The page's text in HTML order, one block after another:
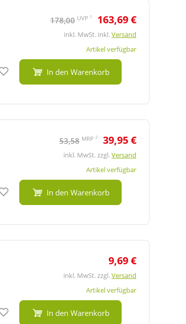
178,00 UVP 1 163,69 €
inkl. MwSt. inkl.Versand
Artikel verfügbar
Auf den Merkzettel
In den Warenkorb
53,58 MRP 2 39,95 €
inkl. MwSt. zzgl.Versand
Artikel verfügbar
Auf den Merkzettel
In den Warenkorb
9,69 €
inkl. MwSt. zzgl.Versand
Artikel verfügbar
Auf den Merkzettel
In den Warenkorb